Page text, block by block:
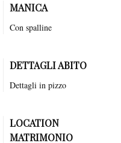
MANICA
Con spalline
DETTAGLI ABITO
Dettagli in pizzo
LOCATION
MATRIMONIO